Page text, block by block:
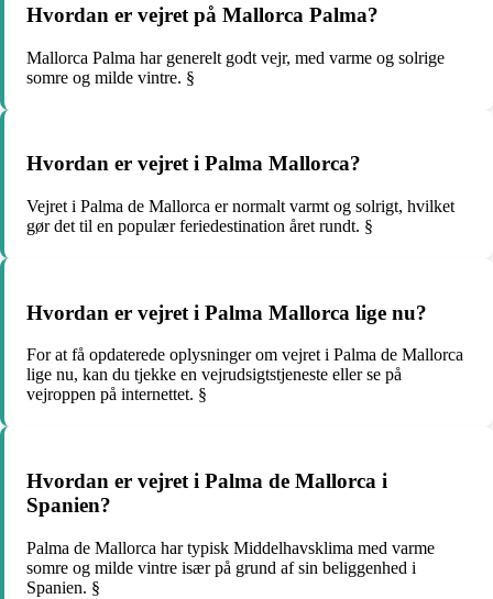
Hvordan er vejret på Mallorca Palma?
Mallorca Palma har generelt godt vejr, med varme og solrige
somre og milde vintre. §
Hvordan er vejret i Palma Mallorca?
Vejret i Palma de Mallorca er normalt varmt og solrigt, hvilket
gør det til en populær feriedestination året rundt. §
Hvordan er vejret i Palma Mallorca lige nu?
For at få opdaterede oplysninger om vejret i Palma de Mallorca
lige nu, kan du tjekke en vejrudsigtstjeneste eller se på
vejroppen på internettet. §
Hvordan er vejret i Palma de Mallorca i
Spanien?
Palma de Mallorca har typisk Middelhavsklima med varme
somre og milde vintre især på grund af sin beliggenhed i
Spanien. §